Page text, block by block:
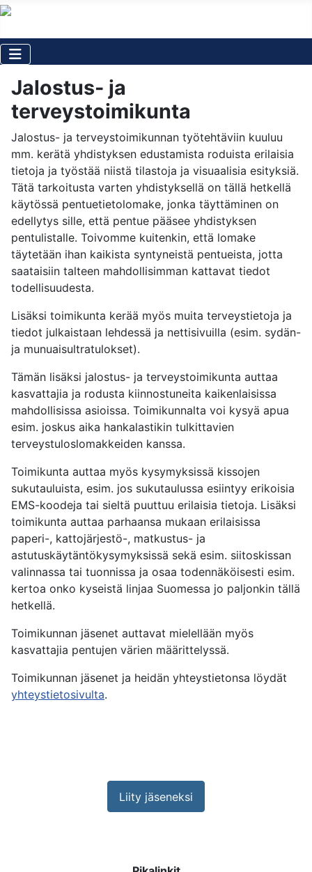
Liity jäseneksi
Jalostus- ja
terveystoimikunta
Jalostus- ja terveystoimikunnan työtehtäviin kuuluu
mm. kerätä yhdistyksen edustamista roduista erilaisia
tietoja ja työstää niistä tilastoja ja visuaalisia esityksiä.
Tätä tarkoitusta varten yhdistyksellä on tällä hetkellä
käytössä pentuetietolomake, jonka täyttäminen on
edellytys sille, että pentue pääsee yhdistyksen
pentulistalle. Toivomme kuitenkin, että lomake
täytetään ihan kaikista syntyneistä pentueista, jotta
saataisiin talteen mahdollisimman kattavat tiedot
todellisuudesta.
Lisäksi toimikunta kerää myös muita terveystietoja ja
tiedot julkaistaan lehdessä ja nettisivuilla (esim. sydän-
ja munuaisultratulokset).
Tämän lisäksi jalostus- ja terveystoimikunta auttaa
kasvattajia ja rodusta kiinnostuneita kaikenlaisissa
mahdollisissa asioissa. Toimikunnalta voi kysyä apua
esim. joskus aika hankalastikin tulkittavien
terveystuloslomakkeiden kanssa.
Toimikunta auttaa myös kysymyksissä kissojen
sukutauluista, esim. jos sukutaulussa esiintyy erikoisia
EMS-koodeja tai sieltä puuttuu erilaisia tietoja. Lisäksi
toimikunta auttaa parhaansa mukaan erilaisissa
paperi-, kattojärjestö-, matkustus- ja
astutuskäytäntökysymyksissä sekä esim. siitoskissan
valinnassa tai tuonnissa ja osaa todennäköisesti esim.
kertoa onko kyseistä linjaa Suomessa jo paljonkin tällä
hetkellä.
Toimikunnan jäsenet auttavat mielellään myös
kasvattajia pentujen värien määrittelyssä.
Toimikunnan jäsenet ja heidän yhteystietonsa löydät
yhteystietosivulta.